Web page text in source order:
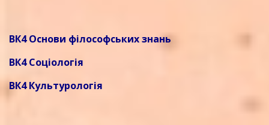
ВК4 Основи філософських знань
ВК4 Соціологія
ВК4 Культурологія